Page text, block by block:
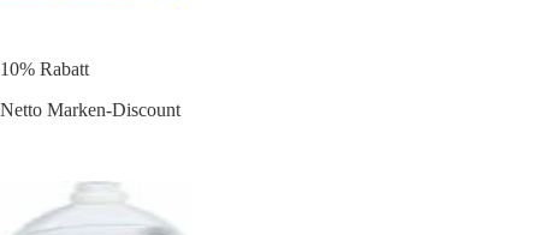
10% Rabatt
Netto Marken-Discount